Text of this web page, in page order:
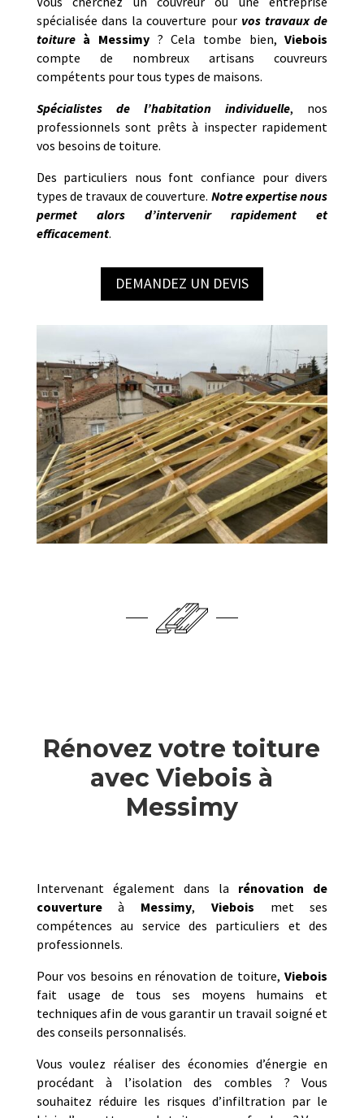
spécialisée dans la couverture pour vos travaux de
toiture à Messimy ? Cela tombe bien,Viebois
compte de nombreux artisans couvreurs
compétents pour tous types de maisons.
Spécialistes de l’habitation individuelle, nos
professionnels sont prêts à inspecter rapidement
vos besoins de toiture.
Des particuliers nous font confiance pour divers
types de travaux de couverture. Notreexpertise nous
permet alors d’intervenir rapidement et
efficacement.
DEMANDEZ UN DEVIS
Rénovez votre toiture
avec Viebois à
Messimy
Intervenant également dans la rénovation de
couvertureà Messimy, Viebois met ses
compétences au service des particuliers et des
professionnels.
Pour vos besoins en rénovation de toiture,Viebois
fait usage de tous ses moyens humains et
techniques afin de vous garantir un travail soigné et
des conseils personnalisés.
Vous voulez réaliser des économies d’énergie en
procédant à l’isolation des combles ? Vous
souhaitez réduire les risques d’infiltration par le